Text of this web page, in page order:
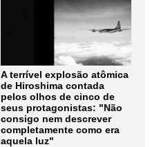
A terrível explosão atômica
de Hiroshima contada
pelos olhos de cinco de
seus protagonistas: "Não
consigo nem descrever
completamente como era
aquela luz"